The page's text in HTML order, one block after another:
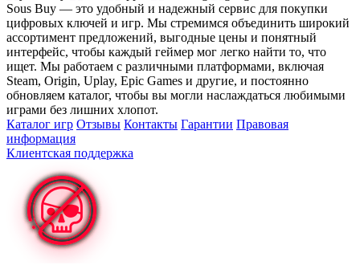
Sous Buy — это удобный и надежный сервис для покупки
цифровых ключей и игр. Мы стремимся объединить широкий
ассортимент предложений, выгодные цены и понятный
интерфейс, чтобы каждый геймер мог легко найти то, что
ищет. Мы работаем с различными платформами, включая
Steam, Origin, Uplay, Epic Games и другие, и постоянно
обновляем каталог, чтобы вы могли наслаждаться любимыми
играми без лишних хлопот.
Каталог игр Отзывы Контакты Гарантии Правовая
информация
Клиентская поддержка